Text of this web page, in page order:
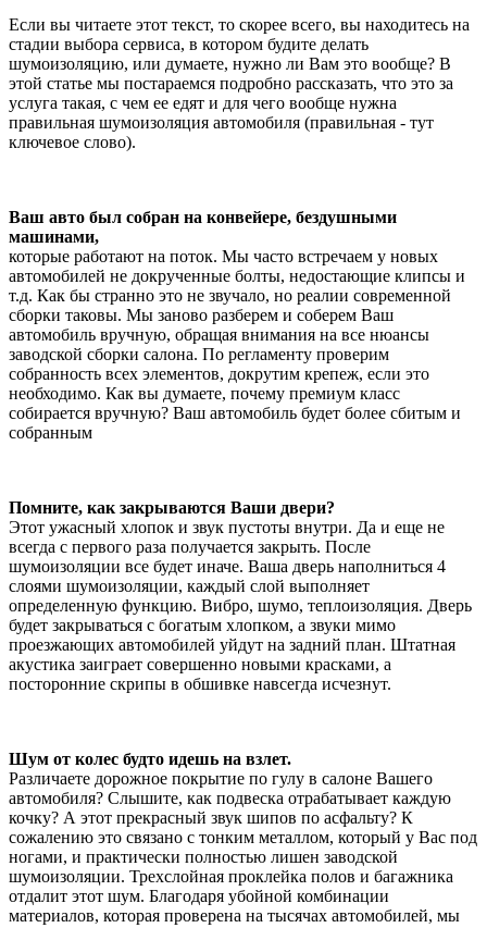
Если вы читаете этот текст, то скорее всего, вы находитесь на
стадии выбора сервиса, в котором будите делать
шумоизоляцию, или думаете, нужно ли Вам это вообще? В
этой статье мы постараемся подробно рассказать, что это за
услуга такая, с чем ее едят и для чего вообще нужна
правильная шумоизоляция автомобиля (правильная - тут
ключевое слово).
Ваш авто был собран на конвейере, бездушными
машинами,
которые работают на поток. Мы часто встречаем у новых
автомобилей не докрученные болты, недостающие клипсы и
т.д. Как бы странно это не звучало, но реалии современной
сборки таковы. Мы заново разберем и соберем Ваш
автомобиль вручную, обращая внимания на все нюансы
заводской сборки салона. По регламенту проверим
собранность всех элементов, докрутим крепеж, если это
необходимо. Как вы думаете, почему премиум класс
собирается вручную? Ваш автомобиль будет более сбитым и
собранным
Помните, как закрываются Ваши двери?
Этот ужасный хлопок и звук пустоты внутри. Да и еще не
всегда с первого раза получается закрыть. После
шумоизоляции все будет иначе. Ваша дверь наполниться 4
слоями шумоизоляции, каждый слой выполняет
определенную функцию. Вибро, шумо, теплоизоляция. Дверь
будет закрываться с богатым хлопком, а звуки мимо
проезжающих автомобилей уйдут на задний план. Штатная
акустика заиграет совершенно новыми красками, а
посторонние скрипы в обшивке навсегда исчезнут.
Шум от колес будто идешь на взлет.
Различаете дорожное покрытие по гулу в салоне Вашего
автомобиля? Слышите, как подвеска отрабатывает каждую
кочку? А этот прекрасный звук шипов по асфальту? К
сожалению это связано с тонким металлом, который у Вас под
ногами, и практически полностью лишен заводской
шумоизоляции. Трехслойная проклейка полов и багажника
отдалит этот шум. Благодаря убойной комбинации
материалов, которая проверена на тысячах автомобилей, мы